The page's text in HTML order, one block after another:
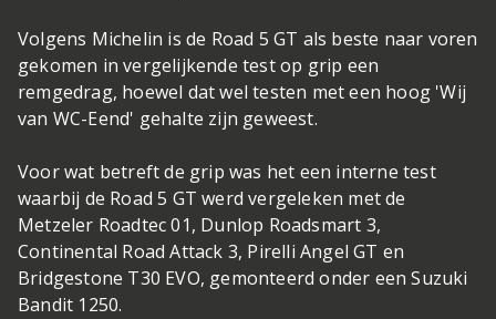
Volgens Michelin is de Road 5 GT als beste naar voren
gekomen in vergelijkende test op grip een
remgedrag, hoewel dat wel testen met een hoog 'Wij
van WC-Eend' gehalte zijn geweest.
Voor wat betreft de grip was het een interne test
waarbij de Road 5 GT werd vergeleken met de
Metzeler Roadtec 01, Dunlop Roadsmart 3,
Continental Road Attack 3, Pirelli Angel GT en
Bridgestone T30 EVO, gemonteerd onder een Suzuki
Bandit 1250.